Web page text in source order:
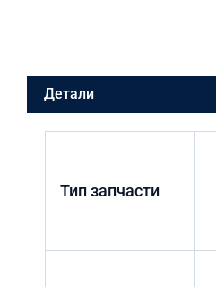
Детали
Тип запчасти